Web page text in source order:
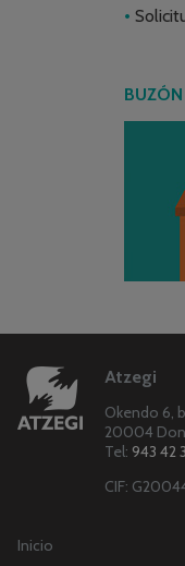
Atzegi
Okendo 6,
20004
Tel: 943 42
CIF:
Inicio